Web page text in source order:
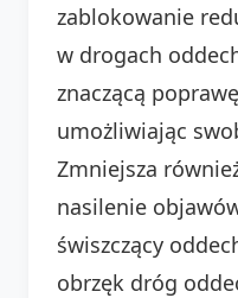
zablokowanie
w drogach
znaczącą
umożliwiając
Zmniejsza
nasilenie
świszczący
obrzęk dróg